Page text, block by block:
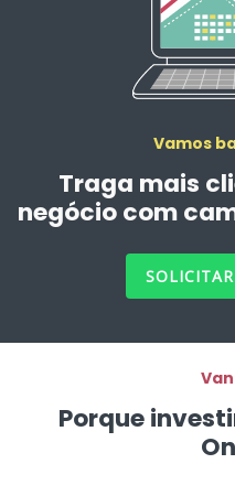
Vamos
Traga mais
negócio com
Porque